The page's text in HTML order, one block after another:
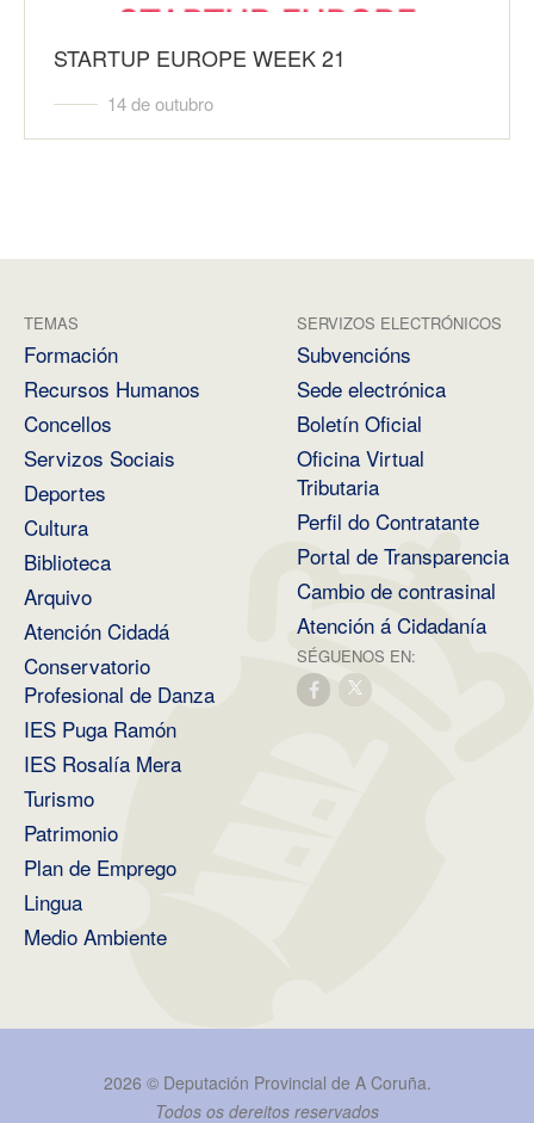
STARTUP EUROPE WEEK 21
14 de outubro
TEMAS
Formación
Recursos Humanos
Concellos
Servizos Sociais
Deportes
Cultura
Biblioteca
Arquivo
Atención Cidadá
Conservatorio
Profesional de Danza
IES Puga Ramón
IES Rosalía Mera
Turismo
Patrimonio
Plan de Emprego
Lingua
Medio Ambiente
SERVIZOS ELECTRÓNICOS
Subvencións
Sede electrónica
Boletín Oficial
Oficina Virtual
Tributaria
Perfil do Contratante
Portal de Transparencia
Cambio de contrasinal
Atención á Cidadanía
SÉGUENOS EN:
2026 © Deputación Provincial de A Coruña.
Todos os dereitos reservados